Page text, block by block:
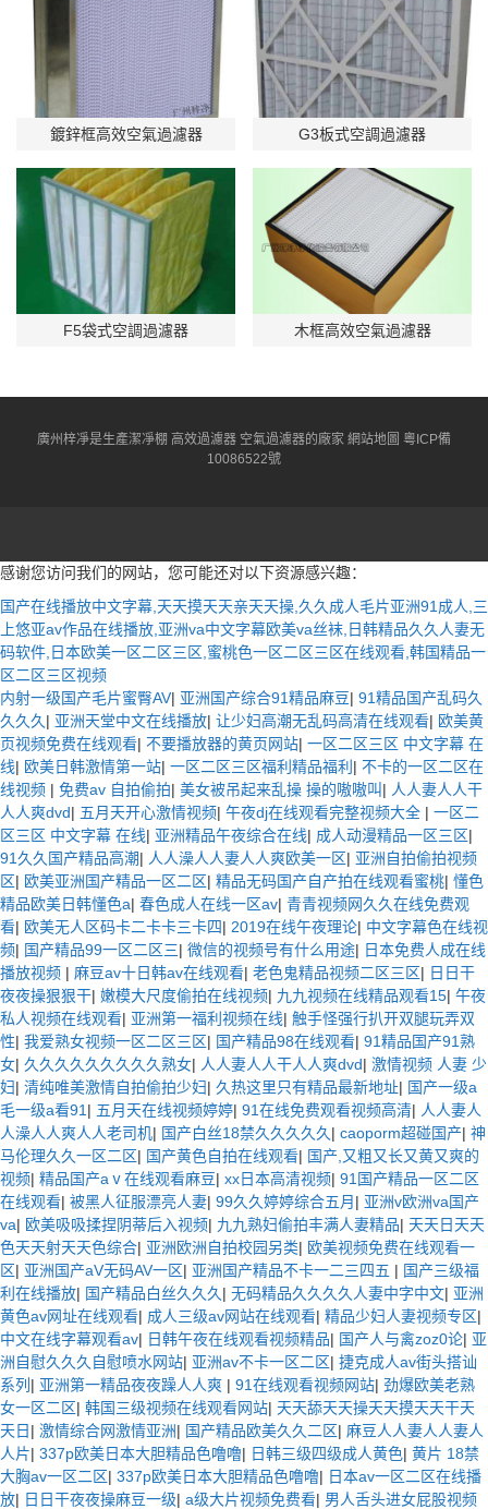
鍍鋅框高效空氣過濾器 G3板式空調過濾器
F5袋式空調過濾器 木框高效空氣過濾器
廣州梓凈是生產潔凈棚 高效過濾器 空氣過濾器的廠家 網站地圖 粵ICP備
10086522號
感谢您访问我们的网站，您可能还对以下资源感兴趣：
国产在线播放中文字幕,天天摸天天亲天天操,久久成人毛片亚洲91成人,三
上悠亚av作品在线播放,亚洲va中文字幕欧美va丝袜,日韩精品久久人妻无
码软件,日本欧美一区二区三区,蜜桃色一区二区三区在线观看,韩国精品一
区二区三区视频
内射一级国产毛片蜜臀AV| 亚洲国产综合91精品麻豆| 91精品国产乱码久
久久久 | 亚洲天堂中文在线播放| 让少妇高潮无乱码高清在线观看| 欧美黄
页视频免费在线观看| 不要播放器的黄页网站| 一区二区三区 中文字幕 在
线| 欧美日韩激情第一站| 一区二区三区福利精品福利 | 不卡的一区二区在
线视频 | 免费av 自拍偷拍| 美女被吊起来乱操 操的嗷嗷叫| 人人妻人人干
人人爽dvd| 五月天开心激情视频| 午夜dj在线观看完整视频大全 | 一区二
区三区 中文字幕 在线| 亚洲精品午夜综合在线| 成人动漫精品一区三区|
91久久国产精品高潮| 人人澡人人妻人人爽欧美一区| 亚洲自拍偷拍视频
区| 欧美亚洲国产精品一区二区| 精品无码国产自产拍在线观看蜜桃| 懂色
精品欧美日韩懂色a| 春色成人在线一区av| 青青视频网久久在线免费观
看| 欧美无人区码卡二卡卡三卡四| 2019在线午夜理论| 中文字幕色在线视
频| 国产精品99一区二区三| 微信的视频号有什么用途| 日本免费人成在线
播放视频 | 麻豆av十日韩av在线观看| 老色鬼精品视频二区三区| 日日干
夜夜操狠狠干| 嫩模大尺度偷拍在线视频| 九九视频在线精品观看15| 午夜
私人视频在线观看| 亚洲第一福利视频在线| 触手怪强行扒开双腿玩弄双
性| 我爱熟女视频一区二区三区| 国产精品98在线观看| 91精品国产91熟
女| 久久久久久久久久久熟女| 人人妻人人干人人爽dvd| 激情视频 人妻 少
妇| 清纯唯美激情自拍偷拍少妇| 久热这里只有精品最新地址| 国产一级a
毛一级a看91 | 五月天在线视频婷婷| 91在线免费观看视频高清| 人人妻人
人澡人人爽人人老司机| 国产白丝18禁久久久久久 | caoporm超碰国产| 神
马伦理久久一区二区| 国产黄色自拍在线观看| 国产,又粗又长又黄又爽的
视频| 精品国产aⅴ在线观看麻豆| xx日本高清视频| 91国产精品一区二区
在线观看| 被黑人征服漂亮人妻| 99久久婷婷综合五月 | 亚洲v欧洲va国产
va| 欧美吸吸揉捏阴蒂后入视频| 九九熟妇偷拍丰满人妻精品| 天天日天天
色天天射天天色综合| 亚洲欧洲自拍校园另类| 欧美视频免费在线观看一
区| 亚洲国产aV无码AV一区| 亚洲国产精品不卡一二三四五 | 国产三级福
利在线播放| 国产精品白丝久久久 | 无码精品久久久久人妻中字中文| 亚洲
黄色av网址在线观看| 成人三级av网站在线观看| 精品少妇人妻视频专区|
中文在线字幕观看av| 日韩午夜在线观看视频精品| 国产人与禽zoz0论| 亚
洲自慰久久久自慰喷水网站| 亚洲av不卡一区二区| 捷克成人av街头搭讪
系列 | 亚洲第一精品夜夜躁人人爽 | 91在线观看视频网站| 劲爆欧美老熟
女一区二区| 韩国三级视频在线观看网站| 天天舔天天操天天摸天天干天
天日 | 激情综合网激情亚洲| 国产精品欧美久久二区| 麻豆人人妻人人妻人
人片| 337p欧美日本大胆精品色噜噜| 日韩三级四级成人黄色| 黄片 18禁
大胸av一区二区| 337p欧美日本大胆精品色噜噜| 日本av一区二区在线播
放| 日日干夜夜操麻豆一级| a级大片视频免费看| 男人舌头进女屁股视频